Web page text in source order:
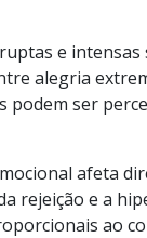
e
alegria
podem ser
afeta
rejeição e a
ao